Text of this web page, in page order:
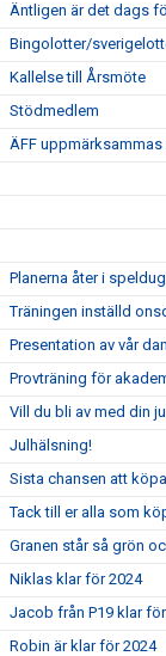
Äntligen är det dags
Bingolotter/
Kallelse till Årsmöte
Stödmedlem
ÄFF
Planerna åter i
Träningen inställd
Presentation av vår
Provträning för
Vill du bli av med din
Julhälsning!
Sista chansen att
Tack till er alla som
Granen står så grön
Niklas klar för 2024
Jacob från P19 klar
Robin är klar för 2024